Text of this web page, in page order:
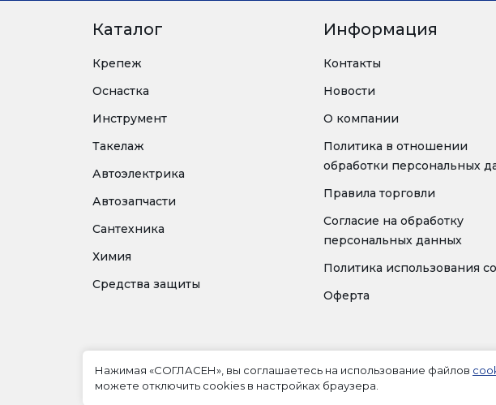
Каталог
Крепеж
Оснастка
Инструмент
Такелаж
Автоэлектрика
Автозапчасти
Сантехника
Химия
Средства защиты
Информация
Контакты
Новости
О компании
Политика в отношении
обработки персональных
Правила торговли
Согласие на обработку
персональных данных
Политика использования
Оферта
Нажимая «СОГЛАСЕН», вы соглашаетесь на использование файлов
можете отключить cookies в настройках браузера.